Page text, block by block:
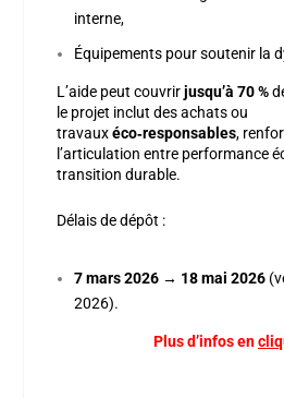
interne,
Équipements pour soutenir la
L’aide peut couvrirjusqu’à 70 %
le projet inclut des achats ou
travauxéco‑responsables,
l’articulation entre performance
transition durable.
Délais de dépôt :
7 mars 2026 → 18 mai 2026
2026).
Plus d’infos en